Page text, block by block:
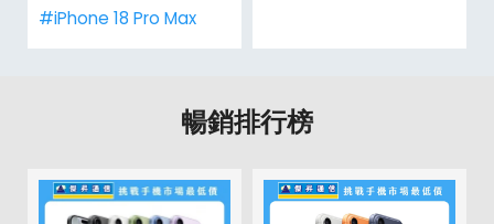
#iPhone 18 Pro Max
暢銷排行榜